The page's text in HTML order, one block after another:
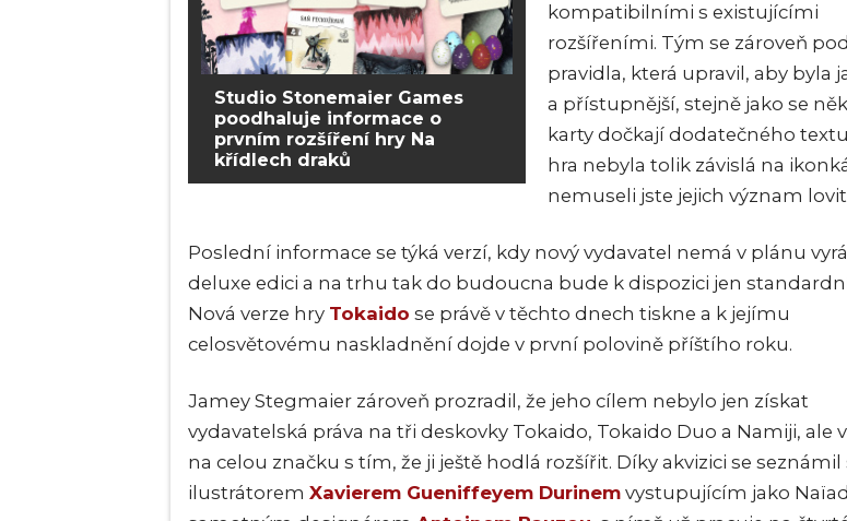
Studio Stonemaier Games
poodhaluje informace o
prvním rozšíření hry Na
křídlech draků
kompatibilními s existujícími
rozšířeními. Tým se zároveň
pravidla, která upravil, aby byla
a přístupnější, stejně jako se
karty dočkají dodatečného
hra nebyla tolik závislá na
nemuseli jste jejich význam
Poslední informace se týká verzí, kdy nový vydavatel nemá v plánu
deluxe edici a na trhu tak do budoucna bude k dispozici jen
Nová verze hry Tokaido se právě v těchto dnech tiskne a k jejímu
celosvětovému naskladnění dojde v první polovině příštího roku.
Jamey Stegmaier zároveň prozradil, že jeho cílem nebylo jen získat
vydavatelská práva na tři deskovky Tokaido, Tokaido Duo a Namiji, ale
na celou značku s tím, že ji ještě hodlá rozšířit. Díky akvizici se seznámil
ilustrátorem Xavierem Gueniffeyem Durinem vystupujícím jako